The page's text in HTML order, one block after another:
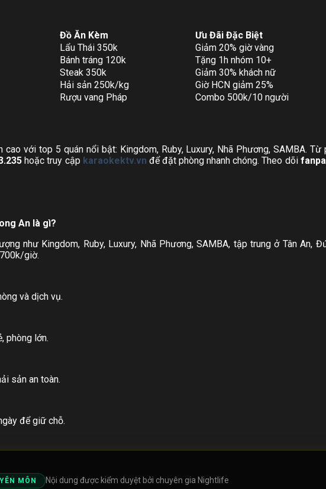
Đồ Ăn Kèm Ưu Đãi Đặc Biệt
Lẩu Thái 350k Giảm 20% giờ vàng
Bánh tráng 120k Tặng 1h nhóm 10+
Steak 350k Giảm 30% khách nữ
Hải sản 250k/kg Giờ HCN giảm 25%
Rượu vang Pháp Combo 500k/10 người
với top 5 quán nổi bật: Kingdom, Ruby, Luxury, Nhã Phương, SAMBA.
hoặc truy cập karaokektv.vn để đặt phòng nhanh chóng. Theo dõi
An là gì?
như Kingdom, Ruby, Luxury, Nhã Phương, SAMBA, tập trung ở Tân An,
giờ.
và dịch vụ.
phòng lớn.
sản an toàn.
để giữ chỗ.
MÔN
Nội dung được kiểm duyệt bởi chuyên gia Nightlife